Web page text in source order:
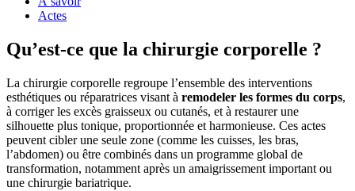
Actes
Qu’est-ce que la chirurgie corporelle ?
La chirurgie corporelle regroupe l’ensemble des interventions
esthétiques ou réparatrices visant à remodeler les formes du corps,
à corriger les excès graisseux ou cutanés, et à restaurer une
silhouette plus tonique, proportionnée et harmonieuse. Ces actes
peuvent cibler une seule zone (comme les cuisses, les bras,
l’abdomen) ou être combinés dans un programme global de
transformation, notamment après un amaigrissement important ou
une chirurgie bariatrique.